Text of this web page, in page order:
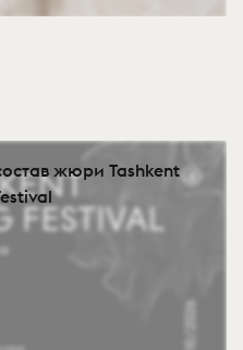
жюри Tashkent